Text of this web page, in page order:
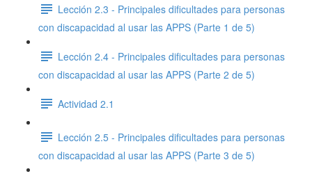
Lección 2.3 - Principales dificultades para personas
con discapacidad al usar las APPS (Parte 1 de 5)
Lección 2.4 - Principales dificultades para personas
con discapacidad al usar las APPS (Parte 2 de 5)
Actividad 2.1
Lección 2.5 - Principales dificultades para personas
con discapacidad al usar las APPS (Parte 3 de 5)